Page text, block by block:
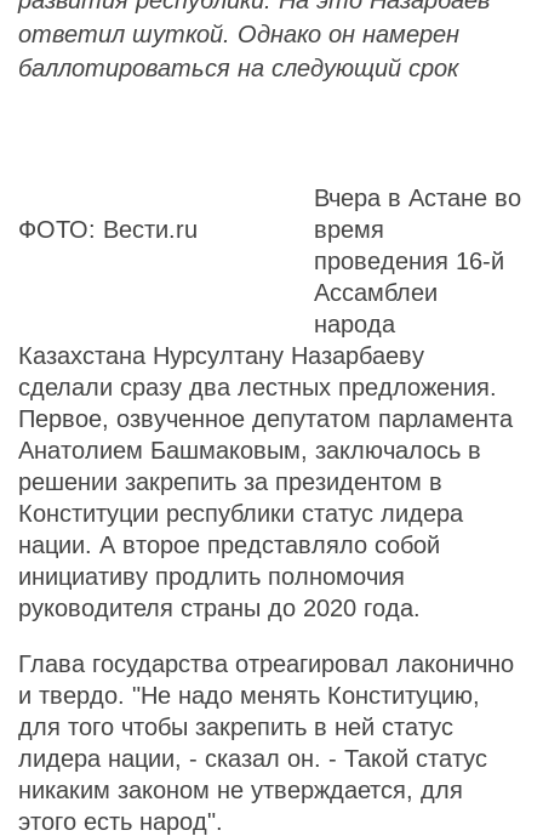
ответил шуткой. Однако он намерен
баллотироваться на следующий срок
ФОТО: Вести.ru
Вчера в Астане во
время
проведения 16-й
Ассамблеи
народа
Казахстана Нурсултану Назарбаеву
сделали сразу два лестных предложения.
Первое, озвученное депутатом парламента
Анатолием Башмаковым, заключалось в
решении закрепить за президентом в
Конституции республики статус лидера
нации. А второе представляло собой
инициативу продлить полномочия
руководителя страны до 2020 года.
Глава государства отреагировал лаконично
и твердо. "Не надо менять Конституцию,
для того чтобы закрепить в ней статус
лидера нации, - сказал он. - Такой статус
никаким законом не утверждается, для
этого есть народ".